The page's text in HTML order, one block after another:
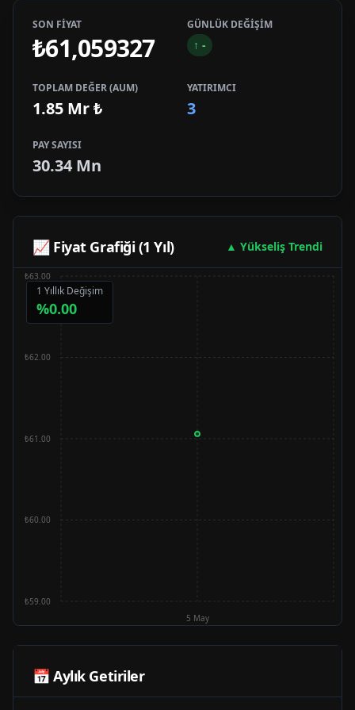
SON FİYAT
₺61,059327
GÜNLÜK DEĞİŞİM
↑ -
TOPLAM DEĞER (AUM)
1.85 Mr₺
YATIRIMCI
3
PAY SAYISI
30.34 Mn
📈 Fiyat Grafiği (1 Yıl) ▲ Yükseliş Trendi
1 Yıllık Değişim
%0.00
5 May
₺59.00
₺60.00
₺61.00
₺62.00
₺63.00
📅 Aylık Getiriler